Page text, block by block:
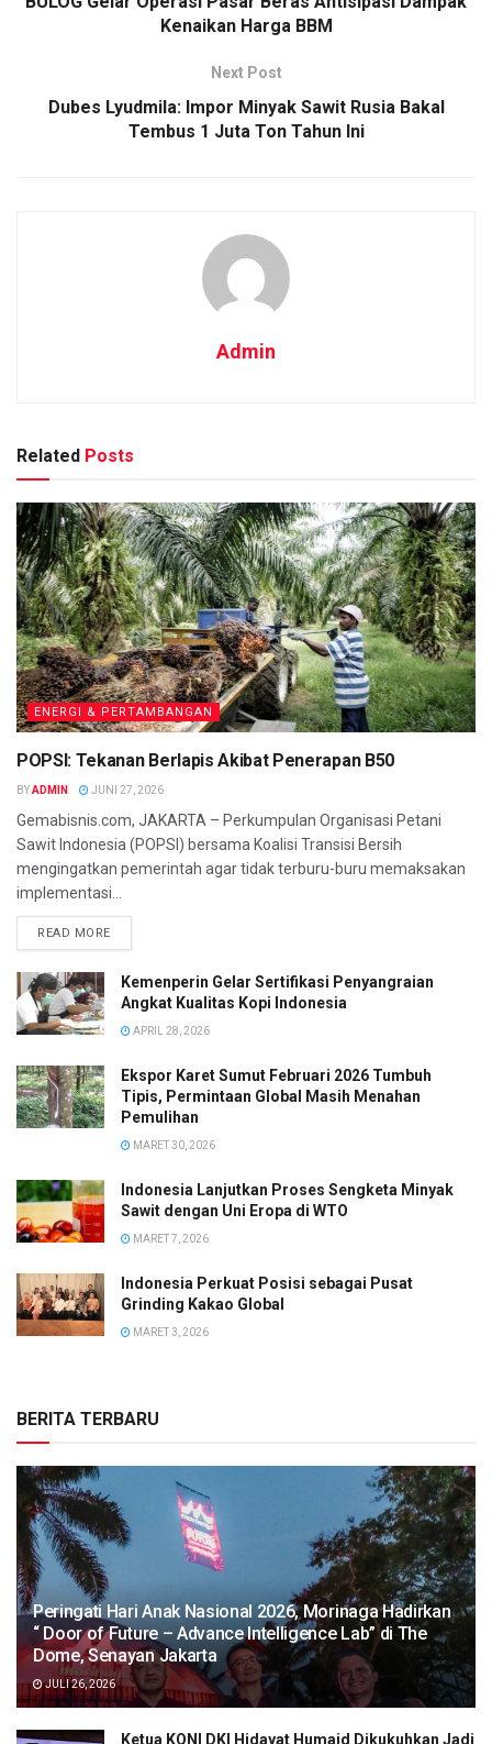
Kenaikan Harga BBM
Next Post
Dubes Lyudmila: Impor Minyak Sawit Rusia Bakal
Tembus 1 Juta Ton Tahun Ini
Admin
Related Posts
ENERGI & PERTAMBANGAN
POPSI: Tekanan Berlapis Akibat Penerapan B50
BYADMIN JUNI 27, 2026
Gemabisnis.com, JAKARTA – Perkumpulan Organisasi Petani
Sawit Indonesia (POPSI) bersama Koalisi Transisi Bersih
mengingatkan pemerintah agar tidak terburu-buru memaksakan
implementasi...
READ MORE
Kemenperin Gelar Sertifikasi Penyangraian
Angkat Kualitas Kopi Indonesia
APRIL 28, 2026
Ekspor Karet Sumut Februari 2026 Tumbuh
Tipis, Permintaan Global Masih Menahan
Pemulihan
MARET 30, 2026
Indonesia Lanjutkan Proses Sengketa Minyak
Sawit dengan Uni Eropa di WTO
MARET 7, 2026
Indonesia Perkuat Posisi sebagai Pusat
Grinding Kakao Global
MARET 3, 2026
BERITA TERBARU
Peringati Hari Anak Nasional 2026, Morinaga Hadirkan
“ Door of Future – Advance Intelligence Lab” di The
Dome, Senayan Jakarta
JULI 26, 2026
Ketua KONI DKI Hidayat Humaid Dikukuhkan Jadi